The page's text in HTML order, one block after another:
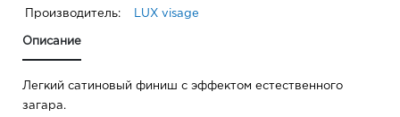
Производитель: LUX visage
Описание
Легкий сатиновый финиш с эффектом естественного
загара.